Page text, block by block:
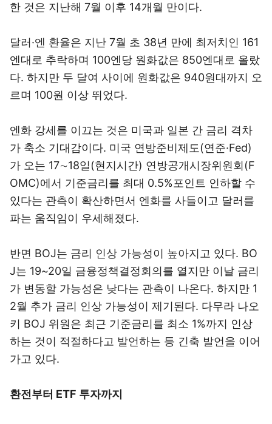
한 것은 지난해 7월 이후 14개월 만이다.
달러·엔 환율은 지난 7월 초 38년 만에 최저치인 161
엔대로 추락하며 100엔당 원화값은 850엔대로 올랐
다. 하지만 두 달여 사이에 원화값은 940원대까지 오
르며 100원 이상 뛰었다.
엔화 강세를 이끄는 것은 미국과 일본 간 금리 격차
가 축소 기대감이다. 미국 연방준비제도(연준·Fed)
가 오는 17∼18일(현지시간) 연방공개시장위원회(F
OMC)에서 기준금리를 최대 0.5%포인트 인하할 수
있다는 관측이 확산하면서 엔화를 사들이고 달러를
파는 움직임이 우세해졌다.
반면 BOJ는 금리 인상 가능성이 높아지고 있다. BO
J는 19~20일 금융정책결정회의를 열지만 이날 금리
가 변동할 가능성은 낮다는 관측이 나온다. 하지만 1
2월 추가 금리 인상 가능성이 제기된다. 다무라 나오
키 BOJ 위원은 최근 기준금리를 최소 1%까지 인상
하는 것이 적절하다고 발언하는 등 긴축 발언을 이어
가고 있다.
환전부터 ETF 투자까지